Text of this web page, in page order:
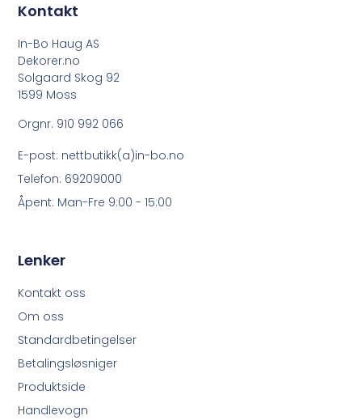
Lenker
Kontakt oss
Om oss
Standardbetingelser
Betalingsløsniger
Produktside
Handlevogn
Kontakt
In-Bo Haug AS
Dekorer.no
Solgaard Skog 92
1599 Moss
Orgnr. 910 992 066
E-post: nettbutikk(a)in-bo.no
Telefon: 69209000
Åpent: Man-Fre 9:00 - 15:00